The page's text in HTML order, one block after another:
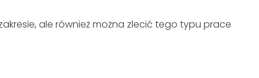
ale również można zlecić tego typu prace